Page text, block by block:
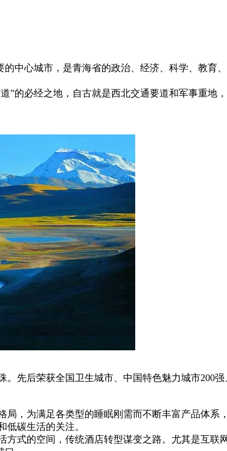
中心城市，是青海省的政治、经济、科学、教育
的必经之地，自古就是西北交通要道和军事重地
先后荣获全国卫生城市、中国特色魅力城市200
，为满足各类型的睡眠刚需而不断丰富产品体系
碳生活的关注。
式的空间，传统酒店转型谋变之路。尤其是互联